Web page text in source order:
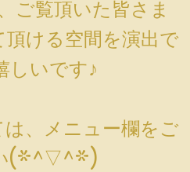
ご覧頂いた皆さま
ける空間を演出で
しいです♪
、メニュー欄をご
(*^▽^*)